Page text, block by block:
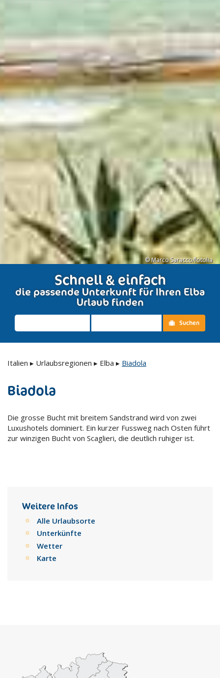
© Marco Saracco/fotolia
Schnell & einfach
die passende Unterkunft für Ihren Elba
Urlaub finden
Suchen
Italien ▸ Urlaubsregionen ▸ Elba ▸ Biadola
Biadola
Die grosse Bucht mit breitem Sandstrand wird von zwei
Luxushotels dominiert. Ein kurzer Fussweg nach Osten führt
zur winzigen Bucht von Scaglieri, die deutlich ruhiger ist.
Weitere Infos
Alle Urlaubsorte
Unterkünfte
Wetter
Karte